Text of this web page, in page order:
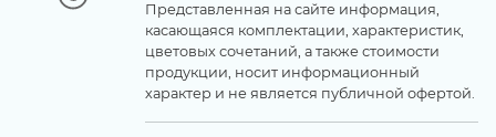
Представленная на сайте информация,
касающаяся комплектации, характеристик,
цветовых сочетаний, а также стоимости
продукции, носит информационный
характер и не является публичной офертой.